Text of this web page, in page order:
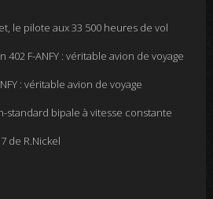
le pilote aux 33 500 heures de vol
402 F-ANFY : véritable avion de voyage
: véritable avion de voyage
standard bipale à vitesse constante
de R.Nickel